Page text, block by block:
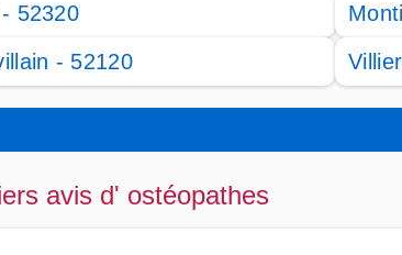
52320
- 52120
avis d' ostéopathes